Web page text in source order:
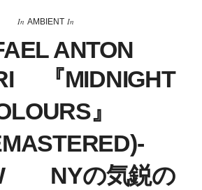
In AMBIENT In
ANTON
『MIDNIGHT
』
NYの気鋭の